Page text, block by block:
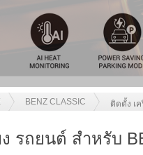
BENZ CLASSIC ติดตั้ง เ
รถยนต์ สำหรับ